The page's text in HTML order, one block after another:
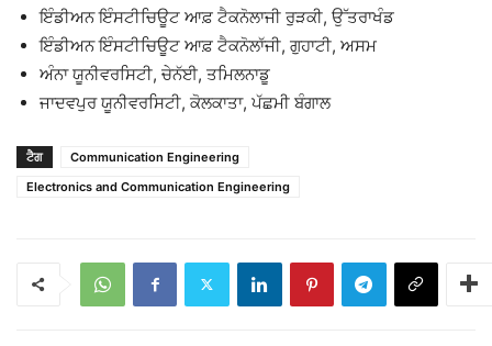
ਇੰਡੀਅਨ ਇੰਸਟੀਚਿਊਟ ਆਫ਼ ਟੈਕਨੋਲਾਜੀ ਰੁੜਕੀ, ਉੱਤਰਾਖੰਡ
ਇੰਡੀਅਨ ਇੰਸਟੀਚਿਊਟ ਆਫ਼ ਟੈਕਨੋਲਾੱਜੀ, ਗੁਹਾਟੀ, ਅਸਮ
ਅੰਨਾ ਯੂਨੀਵਰਸਿਟੀ, ਚੇਨੱਈ, ਤਮਿਲਨਾਡੂ
ਜਾਦਵਪੁਰ ਯੂਨੀਵਰਸਿਟੀ, ਕੋਲਕਾਤਾ, ਪੱਛਮੀ ਬੰਗਾਲ
ਟੈਗ
Communication Engineering
Electronics and Communication Engineering